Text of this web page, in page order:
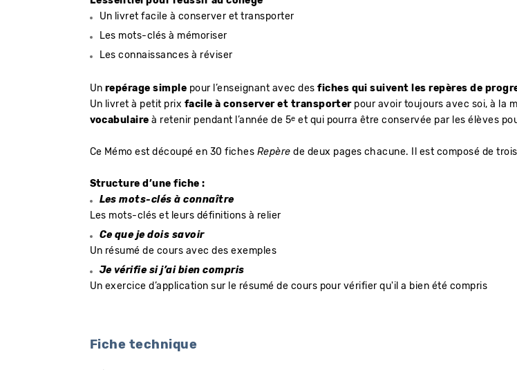
Un livret facile à conserver et transporter
Les mots-clés à mémoriser
Les connaissances à réviser
Un repérage simple pour l’enseignant avec desfiches qui suivent les repères de
Un livret à petit prix facile à conserver et transporter pour avoir toujours avec soi, à la
vocabulaire à retenir pendant l’année de 5e et qui pourra être conservée par les élèves
Ce Mémo est découpé en 30 fiches Repère de deux pages chacune. Il est composé de
Structure d’une fiche :
Les mots-clés à connaître
Les mots-clés et leurs définitions à relier
Ce que je dois savoir
Un résumé de cours avec des exemples
Je vérifie si j’ai bien compris
Un exercice d’application sur le résumé de cours pour vérifier qu'il a bien été compris
Fiche technique